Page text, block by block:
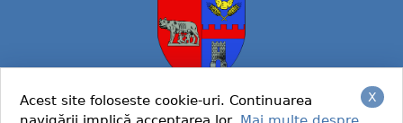
X
Acest site foloseste cookie-uri. Continuarea